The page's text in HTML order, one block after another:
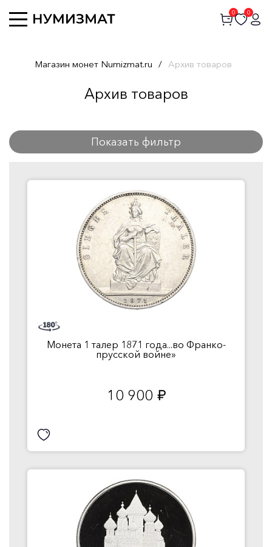
0 0
Магазин монет Numizmat.ru / Архив товаров
Архив товаров
Показать фильтр
Монета 1 талер 1871 года...во Франко-
прусской войне»
10 900 руб.